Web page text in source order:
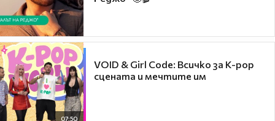
07:50
VOID & Girl Code: Всичко за K-pop
сцената и мечтите им